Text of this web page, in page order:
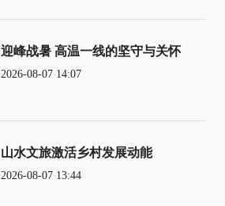
迎峰战暑 高温一线的坚守与关怀
2026-08-07 14:07
山水文旅激活乡村发展动能
2026-08-07 13:44